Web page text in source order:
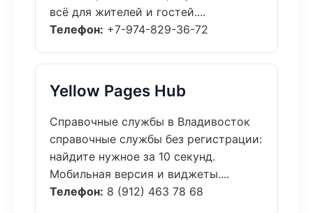
всё для жителей и гостей....
Телефон: +7-974-829-36-72
Yellow Pages Hub
Справочные службы в Владивосток
справочные службы без регистрации:
найдите нужное за 10 секунд.
Мобильная версия и виджеты....
Телефон: 8 (912) 463 78 68